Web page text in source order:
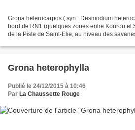
Grona heterocarpos ( syn : Desmodium
bord de RN1 (quelques zones entre Kourou et
de la Piste de Saint-Elie, au niveau des
Grona heterophylla
Publié le 24/12/2015 à 10:46
Par La Chaussette Rouge